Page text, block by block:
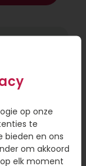
en voel -
en
op onze
te
bieden en ons
om akkoord
op elk moment